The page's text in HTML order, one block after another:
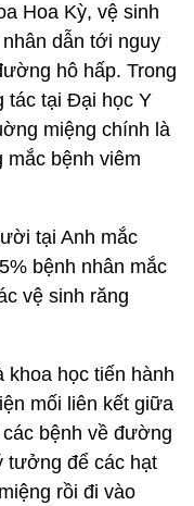
Hoa Kỳ, vệ sinh
dẫn tới nguy
hô hấp. Trong
tác tại Đại học Y
miệng chính là
mắc bệnh viêm
tại Anh mắc
bệnh nhân mắc
vệ sinh răng
học tiến hành
mối liên kết giữa
bệnh về đường
tưởng để các hạt
rồi đi vào